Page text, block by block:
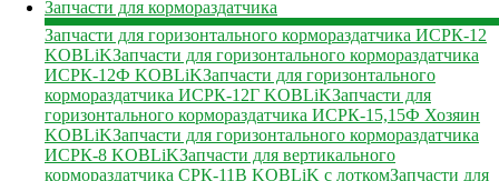
Запчасти для кормораздатчика
Запчасти для горизонтального кормораздатчика ИСРК-12
KOBLiKЗапчасти для горизонтального кормораздатчика
ИСРК-12Ф KOBLiKЗапчасти для горизонтального
кормораздатчика ИСРК-12Г KOBLiKЗапчасти для
горизонтального кормораздатчика ИСРК-15,15Ф Хозяин
KOBLiKЗапчасти для горизонтального кормораздатчика
ИСРК-8 KOBLiKЗапчасти для вертикального
кормораздатчика СРК-11В KOBLiK с лоткомЗапчасти для